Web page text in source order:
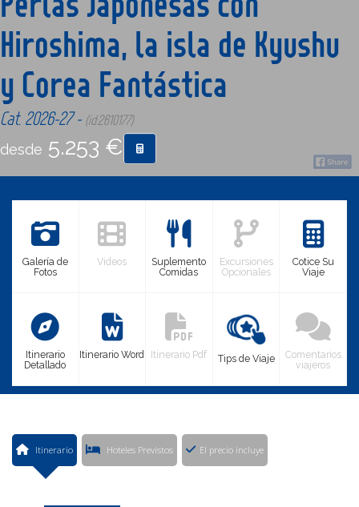
CONTACTO
MÁS
Hiroshima, la isla de Kyushu
y Corea Fantástica
Cat. 2026-27 - (id:2610177)
desde 5.253 €
Galería de
Fotos
Videos
Suplemento
Comidas
Excursiones
Opcionales
Cotice Su
Viaje
Itinerario
Detallado
Itinerario Word Itinerario Pdf Tips de Viaje
Comentarios
viajeros
Itinerario Hoteles Previstos El precio incluye